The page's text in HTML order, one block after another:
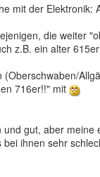
mit der
die weiter
z.B. ein alter
(Oberschwaben/
716er!!" mit
gut, aber
bei ihnen sehr